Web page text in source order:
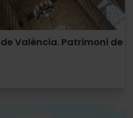
València. Patrimoni de